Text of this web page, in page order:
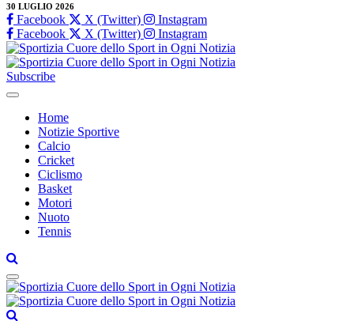
30 LUGLIO 2026
Facebook X (Twitter)
Instagram
Facebook
X (Twitter) Instagram
Subscribe
Home
Notizie Sportive
Calcio
Cricket
Ciclismo
Basket
Motori
Nuoto
Tennis